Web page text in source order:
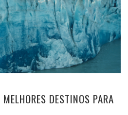
DESTINOS PARA